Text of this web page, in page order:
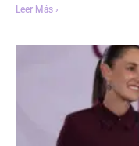
Leer Más ›